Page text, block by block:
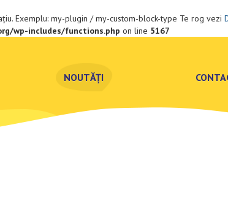
Exemplu: my-plugin / my-custom-block-type Te rog vezi
wp-includes/functions.php on line 5167
NOUTĂȚI